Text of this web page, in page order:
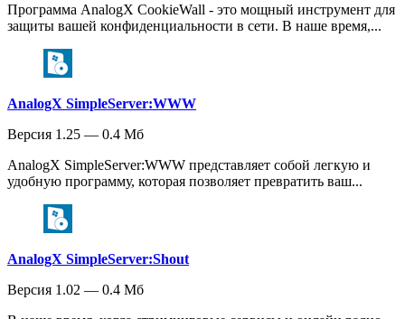
Программа AnalogX CookieWall - это мощный инструмент для
защиты вашей конфиденциальности в сети. В наше время,...
AnalogX SimpleServer:WWW
Версия 1.25 — 0.4 Мб
AnalogX SimpleServer:WWW представляет собой легкую и
удобную программу, которая позволяет превратить ваш...
AnalogX SimpleServer:Shout
Версия 1.02 — 0.4 Мб